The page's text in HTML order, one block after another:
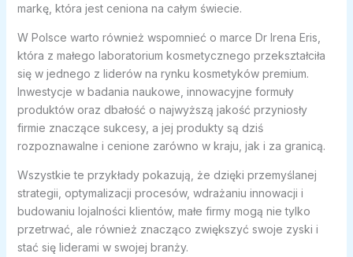
markę, która jest ceniona na całym świecie.
W Polsce warto również wspomnieć o marce Dr Irena Eris,
która z małego laboratorium kosmetycznego przekształciła
się w jednego z liderów na rynku kosmetyków premium.
Inwestycje w badania naukowe, innowacyjne formuły
produktów oraz dbałość o najwyższą jakość przyniosły
firmie znaczące sukcesy, a jej produkty są dziś
rozpoznawalne i cenione zarówno w kraju, jak i za granicą.
Wszystkie te przykłady pokazują, że dzięki przemyślanej
strategii, optymalizacji procesów, wdrażaniu innowacji i
budowaniu lojalności klientów, małe firmy mogą nie tylko
przetrwać, ale również znacząco zwiększyć swoje zyski i
stać się liderami w swojej branży.